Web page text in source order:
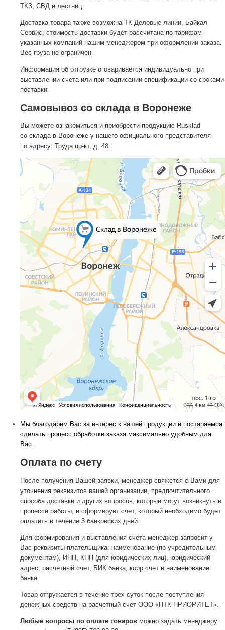
ТКЗ, СВД и лестниц.
Доставка товара также возможна ТК Деловые линии, Байкал
Сервис, стоимость доставки будет рассчитана по тарифам
указанных компаний нашим менеджером при оформлении заказа.
Вес груза не ограничен.
Информация об отгрузке оговаривается индивидуально при
выставлении счета или при подписании спецификации со сроками
поставки.
Самовывоз со склада в Воронеже
Вы можете ознакомиться и приобрести продукцию Rusklad
со склада в Воронеже у нашего официального представителя
по адресу: Труда пр-кт, д. 48г
Мы благодарим Вас за интерес к нашей продукции и постараемся
сделать процесс обработки заказа максимально удобным для
Вас.
Оплата по счету
После получения Вашей заявки, менеджер свяжется с Вами для
уточнения реквизитов вашей организации, предпочтительного
способа доставки и других вопросов, которые могут возникнуть в
процессе работы, и сформирует счет, который необходимо будет
оплатить в течение 3 банковских дней.
Для формирования и выставления счета менеджер запросит у
Вас реквизиты плательщика: наименование (по учредительным
документам), ИНН, КПП (для юридических лиц), юридический
адрес, расчетный счет, БИК банка, корр.счет и наименование
банка.
Товар отгружается в течение трех суток после поступления
денежных средств на расчетный счет ООО «ПТК ПРИОРИТЕТ».
Любые вопросы по оплате товаров можно задать менеджеру